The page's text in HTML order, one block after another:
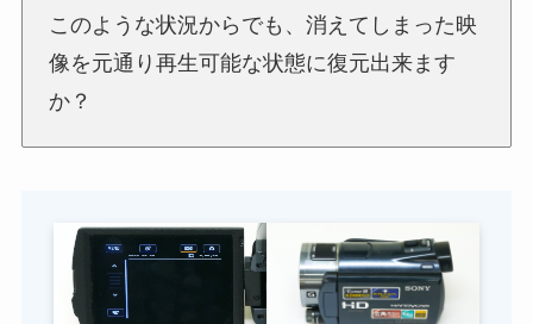
このような状況からでも、消えてしまった映
像を元通り再生可能な状態に復元出来ます
か？